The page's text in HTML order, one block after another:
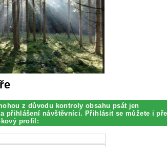
z důvodu kontroly obsahu psát jen
přihlášení návštěvníci. Přihlásit se můžete i
profil: